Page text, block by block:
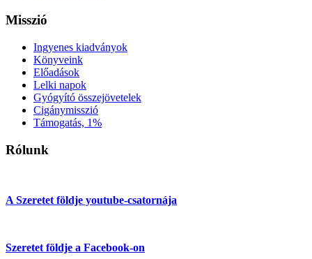
Misszió
Ingyenes kiadványok
Könyveink
Előadások
Lelki napok
Gyógyító összejövetelek
Cigánymisszió
Támogatás, 1%
Rólunk
A Szeretet földje youtube-csatornája
Szeretet földje a Facebook-on